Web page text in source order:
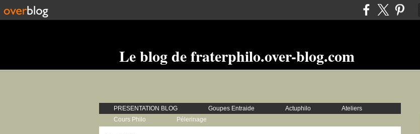
Le blog de fraterphilo.over-blog.com
PRESENTATION BLOG Goupes Entraide Actuphilo
Ateliers
Cours Philo
Pélerinage